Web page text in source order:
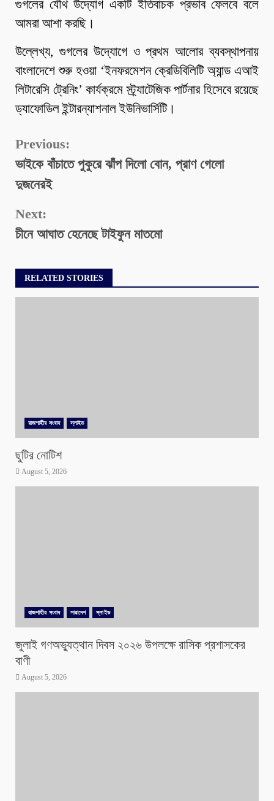
গুগলের যৌথ উদ্যোগ একটি ইতিবাচক প্রভাব ফেলবে বলে
আমরা আশা করছি।
উল্লেখ্য, গুগলের উদ্যোগে ও প্রথম আলোর ব্যবস্থাপনায়
বাংলাদেশে শুরু হওয়া ‘ইনফরমেশন ক্রেডিবিলিটি অ্যান্ড এআই
লিটারেসি ট্রেনিং’ কার্যক্রমে স্ট্র্যাটেজিক পার্টনার হিসেবে রয়েছে
ড্যাফোডিল ইন্টারন্যাশনাল ইউনিভার্সিটি।
Continue
Reading
Previous:
ভাইকে বাঁচাতে পুকুরে ঝাঁপ দিলো বোন, প্রাণ গেলো
দুজনেরই
Next:
চীনে আঘাত হেনেছে টাইফুন মাতমো
RELATED STORIES
রাজশাহীর সংবাদ স্লাইড
ছুটির নোটিশ
August 5, 2026
রাজশাহীর সংবাদ সারাদেশ স্লাইড
জুলাই গণঅভ্যুত্থান দিবস ২০২৬ উপলক্ষে রাসিক প্রশাসকের
বাণী
August 5, 2026